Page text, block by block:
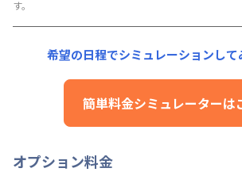
契約事務手数料
光熱費：
清掃料：10,000円/回 (税抜)
その他費用詳細料金
初期費用詳細料金
契約事務手数料：5,000円/回（税抜）
す。
希望の日程でシミュレーションして
簡単料金シミュレーターは
オプション料金